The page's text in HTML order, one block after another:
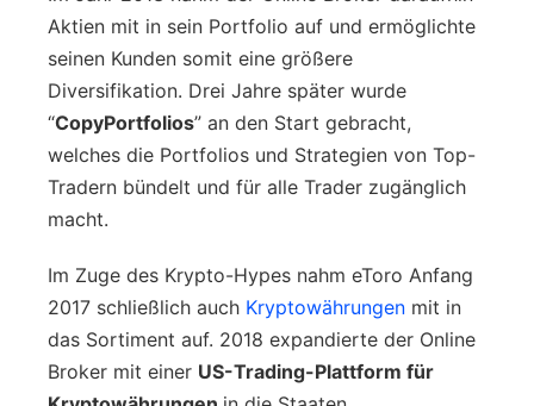
Aktien mit in sein Portfolio auf und ermöglichte
seinen Kunden somit eine größere
Diversifikation. Drei Jahre später wurde
“CopyPortfolios” an den Start gebracht,
welches die Portfolios und Strategien von Top-
Tradern bündelt und für alle Trader zugänglich
macht.
Im Zuge des Krypto-Hypes nahm eToro Anfang
2017 schließlich auch Kryptowährungen mit in
das Sortiment auf. 2018 expandierte der Online
Broker mit einer US-Trading-Plattform für